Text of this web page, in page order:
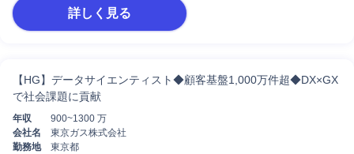
詳しく見る
【HG】データサイエンティスト◆顧客基盤1,000万件超◆DX×GX
で社会課題に貢献
年収
900~1300 万
会社名
東京ガス株式会社
勤務地
東京都